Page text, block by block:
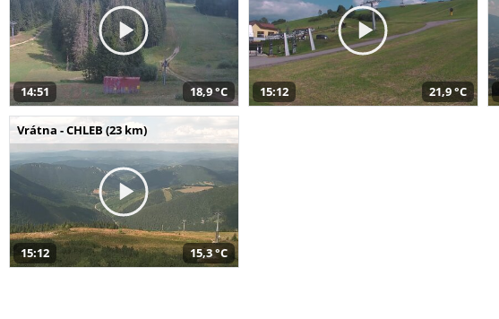
14:51 18,9 °C 15:12 21,9 °C
Vrátna - CHLEB (23 km)
15:12 15,3 °C